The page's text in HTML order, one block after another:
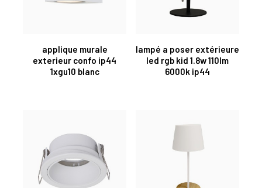
applique murale
exterieur confo ip44
1xgu10 blanc
lampé a poser extérieure
led rgb kid 1.8w 110lm
6000k ip44